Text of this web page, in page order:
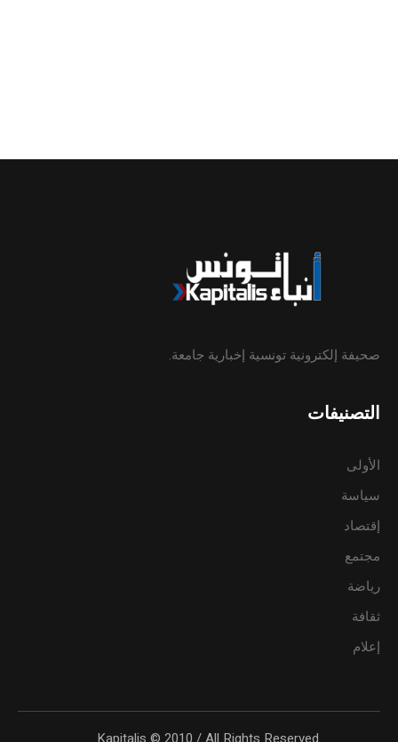
صحيفة إلكترونية تونسية إخبارية جامعة.
التصنيفات
الأولى
سياسة
إقتصاد
مجتمع
رياضة
ثقافة
إعلام
Kapitalis © 2010 / All Rights Reserved